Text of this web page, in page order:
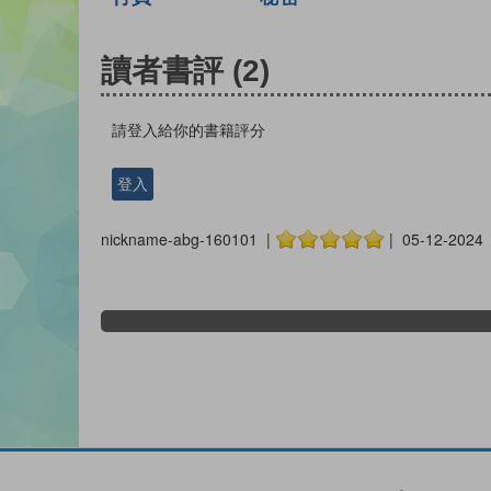
讀者書評 (2)
請登入給你的書籍評分
登入
nickname-abg-160101 | | 05-12-2024